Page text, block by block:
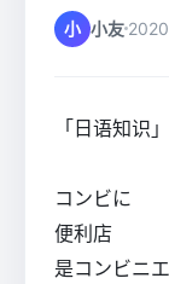
小 小友
「日语知识
コンビに
便利店
是コンビニ